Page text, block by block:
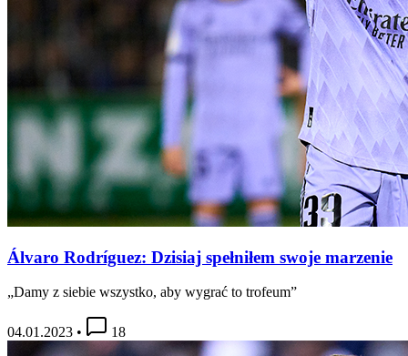
Álvaro Rodríguez: Dzisiaj spełniłem swoje marzenie
„Damy z siebie wszystko, aby wygrać to trofeum”
04.01.2023 • 18